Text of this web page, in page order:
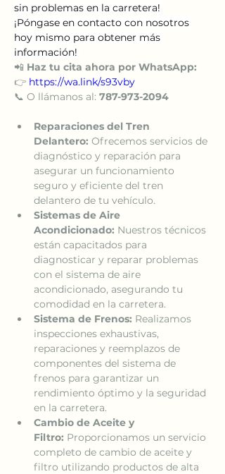
sin problemas en la carretera!
¡Póngase en contacto con nosotros
hoy mismo para obtener más
información!
📲 Haz tu cita ahora por WhatsApp:
👉 https://wa.link/s93vby
📞 O llámanos al: 787-973-2094
Reparaciones del Tren
Delantero: Ofrecemos servicios de
diagnóstico y reparación para
asegurar un funcionamiento
seguro y eficiente del tren
delantero de tu vehículo.
Sistemas de Aire
Acondicionado: Nuestros técnicos
están capacitados para
diagnosticar y reparar problemas
con el sistema de aire
acondicionado, asegurando tu
comodidad en la carretera.
Sistema de Frenos: Realizamos
inspecciones exhaustivas,
reparaciones y reemplazos de
componentes del sistema de
frenos para garantizar un
rendimiento óptimo y la seguridad
en la carretera.
Cambio de Aceite y
Filtro: Proporcionamos un servicio
completo de cambio de aceite y
filtro utilizando productos de alta